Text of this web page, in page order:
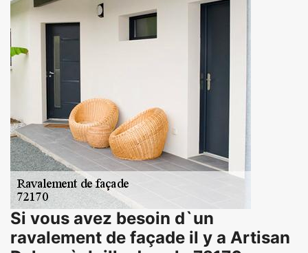
Si vous avez besoin d`un
ravalement de façade il y a Artisan